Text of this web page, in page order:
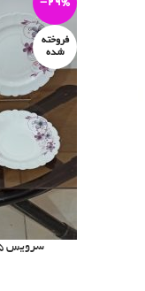
فروخته
شده
سرویس 25 پارچه ارکوپال مدل سانای بنفش